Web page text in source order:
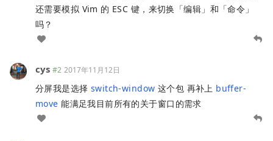
还需要模拟 Vim 的 ESC 键，来切换「编辑」和「命令」
吗？
cys #2 2017年11月12日
分屏我是选择 switch-window 这个包 再补上 buffer-
move 能满足我目前所有的关于窗口的需求